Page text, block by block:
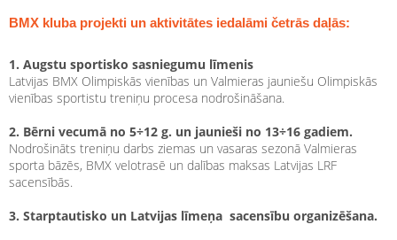
BMX kluba projekti un aktivitātes iedalāmi četrās daļās:
1. Augstu sportisko sasniegumu līmenis
Latvijas BMX Olimpiskās vienības un Valmieras jauniešu Olimpiskās
vienības sportistu treniņu procesa nodrošināšana.
2. Bērni vecumā no 5÷12 g. un jaunieši no 13÷16 gadiem.
Nodrošināts treniņu darbs ziemas un vasaras sezonā Valmieras
sporta bāzēs, BMX velotrasē un dalības maksas Latvijas LRF
sacensībās.
3. Starptautisko un Latvijas līmeņa sacensību organizēšana.